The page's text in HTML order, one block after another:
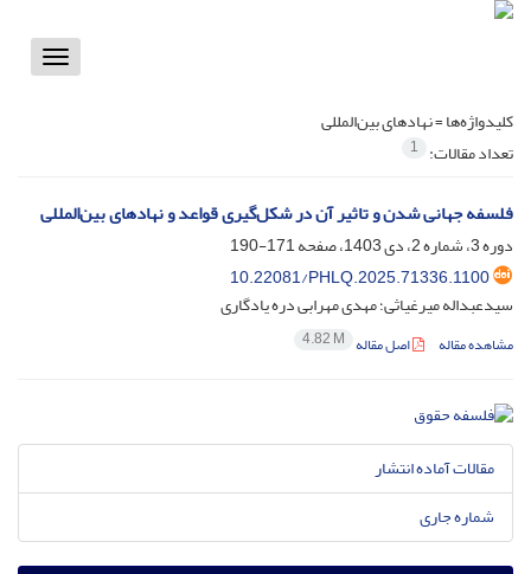
Toggle
کلیدواژه‌ها =نهادهای بین‌المللی
تعداد مقالات: 1
فلسفه جهانی شدن و تاثیر آن در شکل‌گیری قواعد و نهادهای بین‌‌المللی
دوره 3، شماره 2، دی 1403، صفحه
171-190
10.22081/PHLQ.2025.71336.1100
سیدعبداله میرغیاثی؛ مهدی مهرابی دره یادگاری
مشاهده مقاله اصل مقاله 4.82 M
مقالات آماده انتشار
شماره جاری